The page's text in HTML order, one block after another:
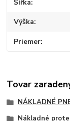
Šířka
Výška
Priemer
Tovar
NÁKLADNÉ
Nákladné